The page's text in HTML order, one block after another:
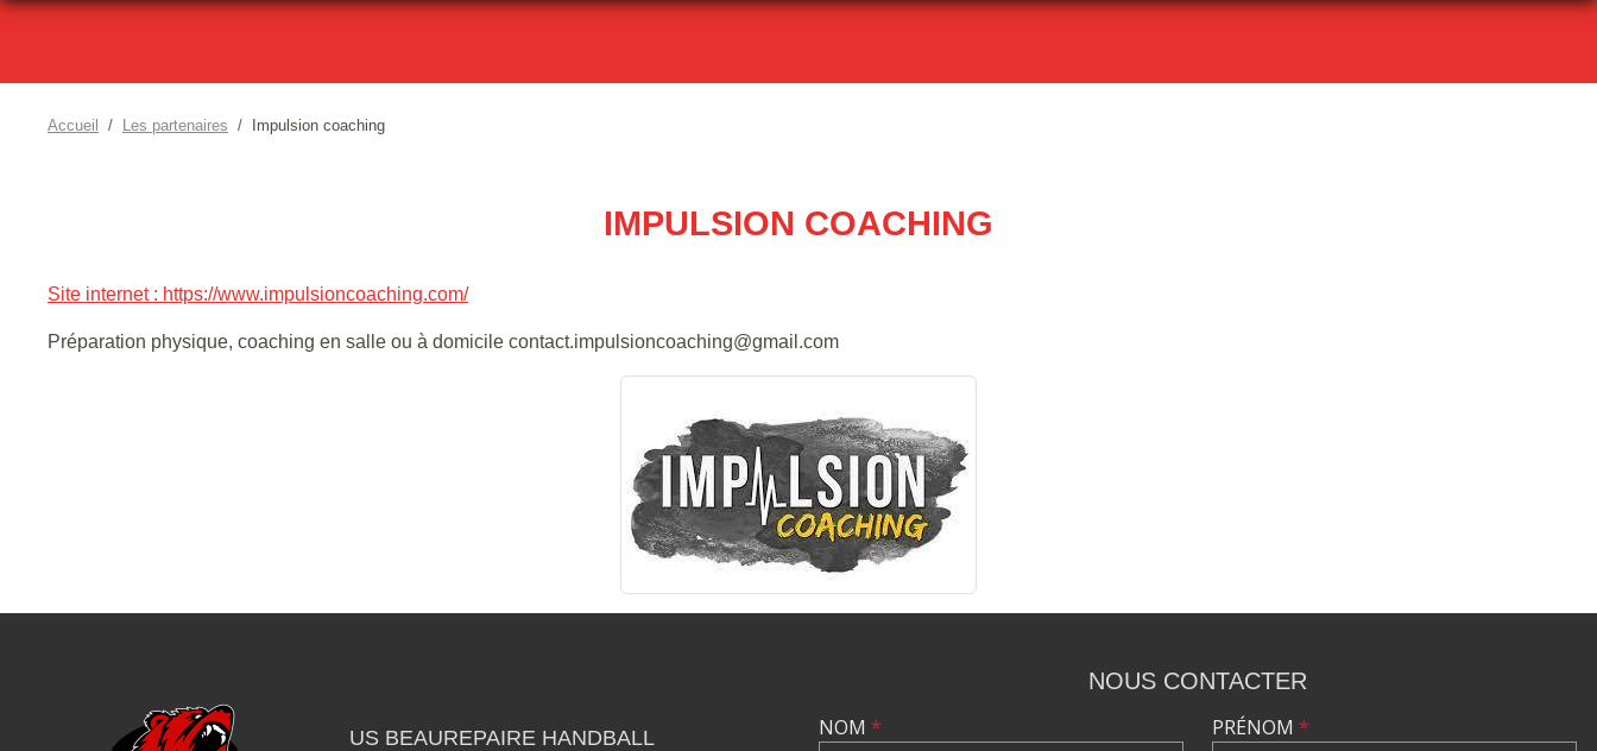
Accueil Les partenaires Impulsion coaching
IMPULSION COACHING
Site internet : https://www.impulsioncoaching.com/
Préparation physique, coaching en salle ou à domicile contact.impulsioncoaching@gmail.com
US BEAUREPAIRE HANDBALL
NOUS CONTACTER
NOM * PRÉNOM *